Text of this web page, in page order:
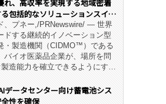
れ、高収率を実現する地域密着
包括的なソリューションスイー
、プネー,/PRNewswire/ — 世界
ドする継続的イノベーション型
・製造機関（CIDMO™）である
バイオ医薬品企業が、場所を問
造能力を確立できるようにす
を発表しました。 同社の実績
continuous
データセンター向け蓄電池シス
性を確保